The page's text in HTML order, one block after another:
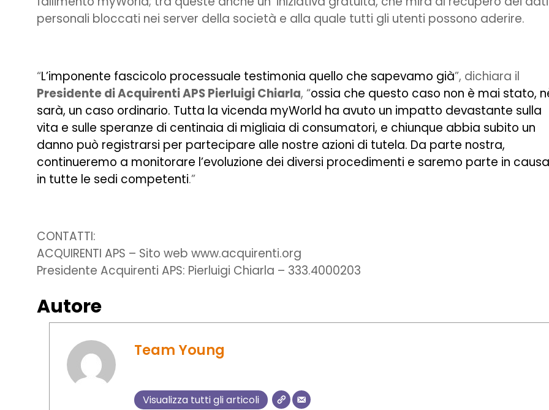
personali bloccati nei server della società e alla quale tutti gli utenti possono aderire.
“L’imponente fascicolo processuale testimonia quello che sapevamo già”, dichiara il
Presidente di Acquirenti APS Pierluigi Chiarla, “ossia che questo caso non è mai stato,
sarà, un caso ordinario. Tutta la vicenda myWorld ha avuto un impatto devastante sulla
vita e sulle speranze di centinaia di migliaia di consumatori, e chiunque abbia subito un
danno può registrarsi per partecipare alle nostre azioni di tutela. Da parte nostra,
continueremo a monitorare l’evoluzione dei diversi procedimenti e saremo parte in causa
in tutte le sedi competenti.”
CONTATTI:
ACQUIRENTI APS – Sito web www.acquirenti.org
Presidente Acquirenti APS: Pierluigi Chiarla – 333.4000203
Autore
Team Young
Visualizza tutti gli articoli